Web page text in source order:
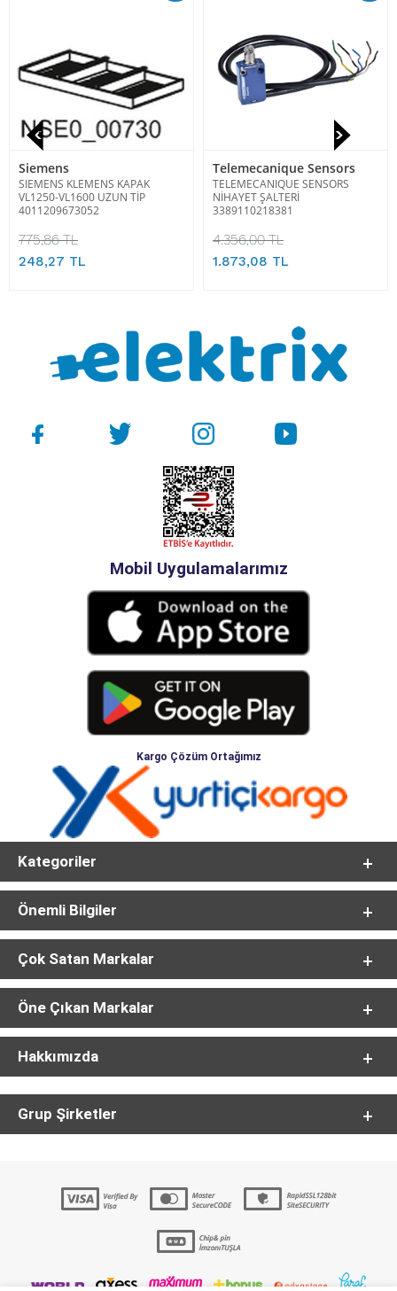
Siemens
SIEMENS KLEMENS KAPAK
VL1250-VL1600 UZUN TİP
4011209673052
775,86 TL
248,27 TL
Telemecanique Sensors
TELEMECANIQUE SENSORS
NİHAYET ŞALTERİ
3389110218381
4.356,00 TL
1.873,08 TL
Mobil Uygulamalarımız
Kargo Çözüm Ortağımız
Kategoriler
Önemli Bilgiler
Çok Satan Markalar
Öne Çıkan Markalar
Hakkımızda
Grup Şirketler